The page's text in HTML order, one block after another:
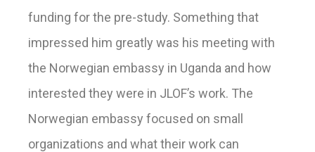
funding for the pre-study. Something that
impressed him greatly was his meeting with
the Norwegian embassy in Uganda and how
interested they were in JLOF’s work. The
Norwegian embassy focused on small
organizations and what their work can